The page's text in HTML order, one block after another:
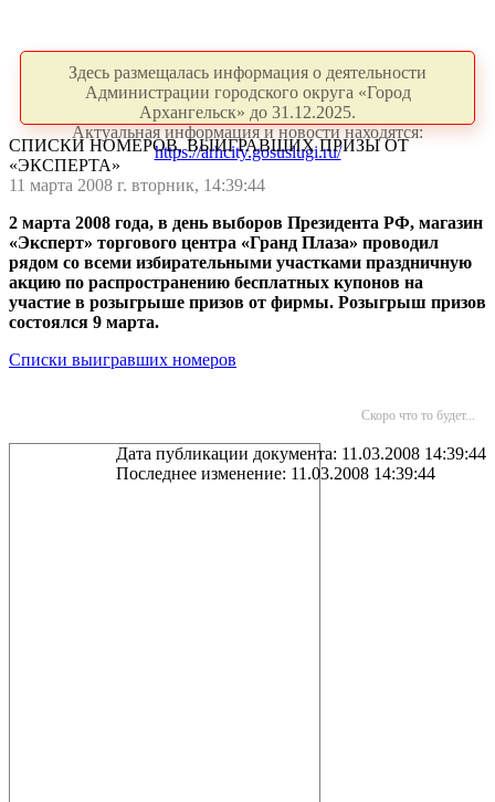
Здесь размещалась информация о деятельности
Администрации городского округа «Город
Архангельск» до 31.12.2025.
Актуальная информация и новости находятся:
https://arhcity.gosuslugi.ru/
СПИСКИ НОМЕРОВ, ВЫИГРАВШИХ ПРИЗЫ ОТ
«ЭКСПЕРТА»
11 марта 2008 г. вторник, 14:39:44
2 марта 2008 года, в день выборов Президента РФ, магазин
«Эксперт» торгового центра «Гранд Плаза» проводил
рядом со всеми избирательными участками праздничную
акцию по распространению бесплатных купонов на
участие в розыгрыше призов от фирмы. Розыгрыш призов
состоялся 9 марта.
Списки выигравших номеров
Скоро что то будет...
Дата публикации документа: 11.03.2008 14:39:44
Последнее изменение: 11.03.2008 14:39:44